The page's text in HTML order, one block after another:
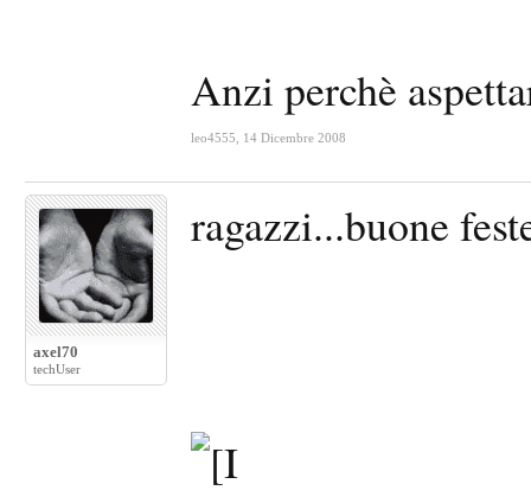
Anzi perchè
leo4555 14 Dicembre 2008
axel70
techUser
ragazzi...buone